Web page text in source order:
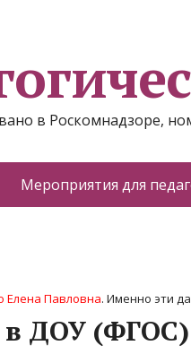
в Роскомнадзоре,
Мероприятия для
Елена Павловна. Именно эти
в ДОУ (ФГОС)